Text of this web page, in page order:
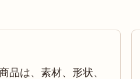
品は、素材、形状、